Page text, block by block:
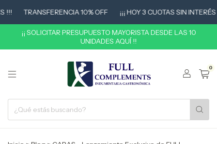
TRANSFERENCIA 10% OFF ¡¡¡ HOY 3 CUOTAS SIN INTERÉS !!!
¡¡ SOLICITAR PRESUPUESTO MAYORISTA DESDE LAS 10
UNIDADES AQUÍ !!
0